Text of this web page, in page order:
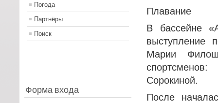
Погода
Партнёры
Поиск
Форма входа
Плавание
В бассейне
выступление
Марии
Сорокиной.
После